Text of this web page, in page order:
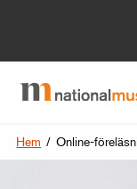
Hem / Online-